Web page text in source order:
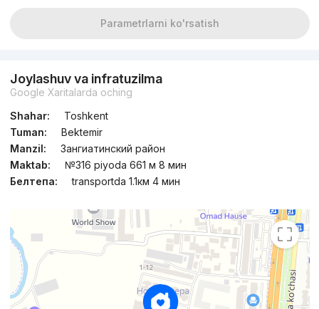
Parametrlarni ko'rsatish
Joylashuv va infratuzilma
Google Xaritalarda oching
Shahar:
Toshkent
Tuman:
Bektemir
Manzil:
Зангиатинский район
Maktab:
№316 piyoda 661 м 8 мин
Белтепа:
transportda 1.1км 4 мин